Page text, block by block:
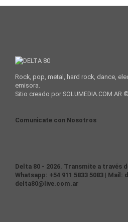
Rock, pop, metal, hard rock, dance,
emisora.
Sitio creado por SOLUMEDIA.COM.AR ©
Comunicate con Nosotros
Delta 80 - 2026. Transmite a través
Whatsapp: +54 911 5833 5083 |
delta80@live.com.ar